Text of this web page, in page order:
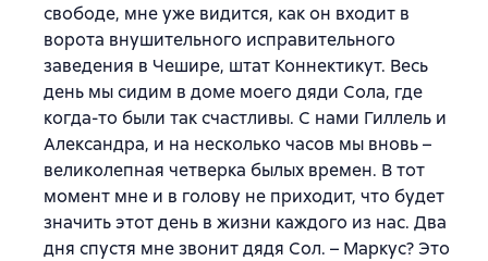
свободе, мне уже видится, как он входит в
ворота внушительного исправительного
заведения в Чешире, штат Коннектикут. Весь
день мы сидим в доме моего дяди Сола, где
когда-то были так счастливы. С нами Гиллель и
Александра, и на несколько часов мы вновь –
великолепная четверка былых времен. В тот
момент мне и в голову не приходит, что будет
значить этот день в жизни каждого из нас. Два
дня спустя мне звонит дядя Сол. – Маркус? Это